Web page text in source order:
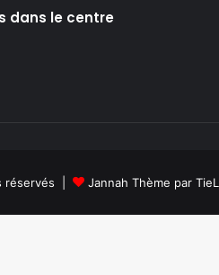
dans le centre
réservés | Jannah Thème par